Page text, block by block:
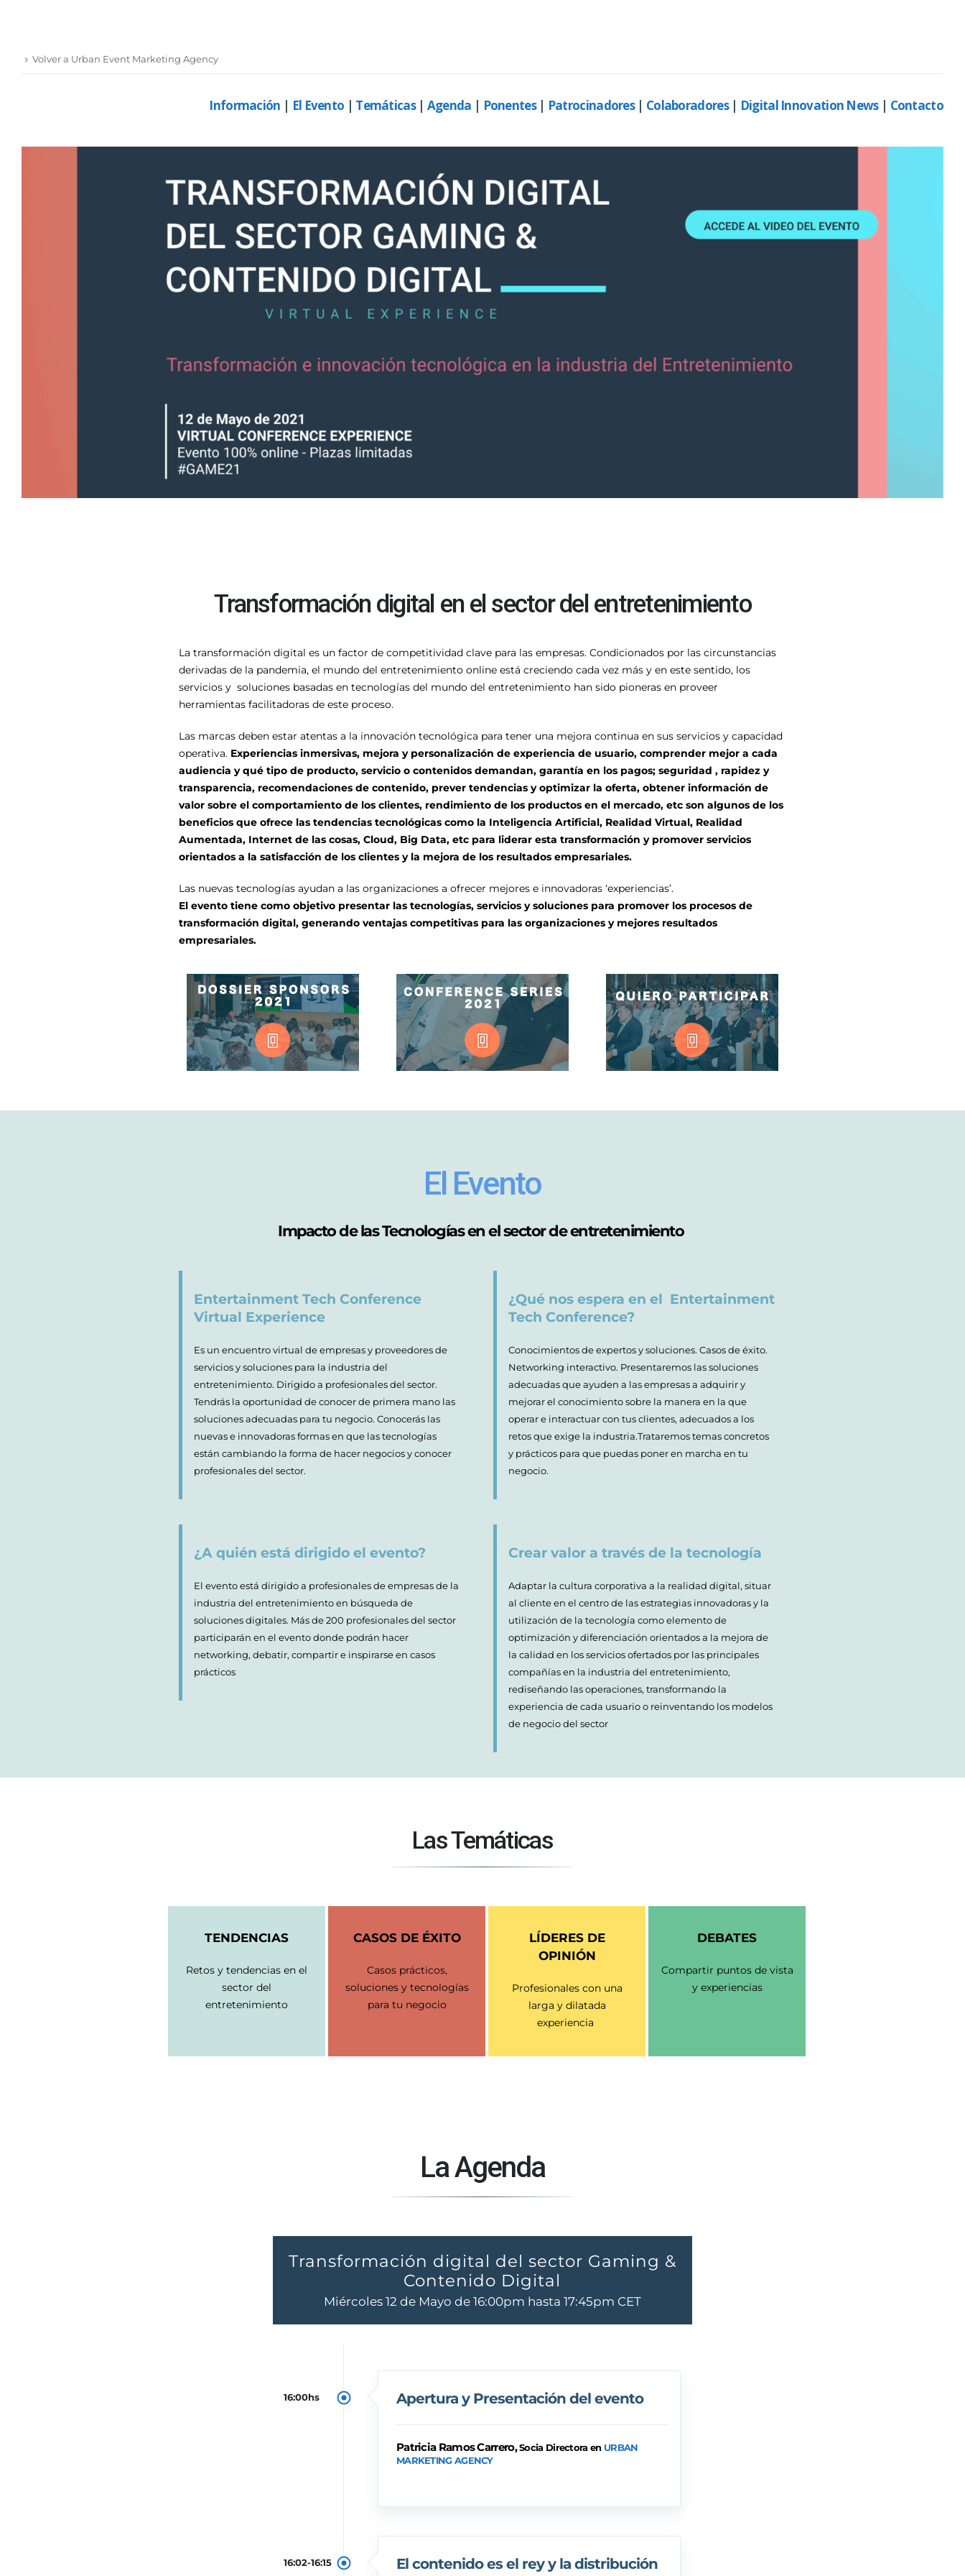
Volver a Urban Event Marketing Agency
Información | El Evento | Temáticas| Agenda | Ponentes| Patrocinadores| Colaboradores| Digital Innovation News| Contacto
Transformación digital en el sector del entretenimiento
La transformación digital es un factor de competitividad clave para las empresas. Condicionados por las circunstancias
derivadas de la pandemia, el mundo del entretenimiento online está creciendo cada vez más y en este sentido, los
servicios y soluciones basadas en tecnologías del mundo del entretenimiento han sido pioneras en proveer
herramientas facilitadoras de este proceso.
Las marcas deben estar atentas a la innovación tecnológica para tener una mejora continua en sus servicios y capacidad
operativa. Experiencias inmersivas, mejora y personalización de experiencia de usuario, comprender mejor a cada
audiencia y qué tipo de producto, servicio o contenidos demandan, garantía en los pagos; seguridad , rapidez y
transparencia, recomendaciones de contenido, prever tendencias y optimizar la oferta, obtener información de
valor sobre el comportamiento de los clientes, rendimiento de los productos en el mercado, etc son algunos de los
beneficios que ofrece las tendencias tecnológicas como la Inteligencia Artificial, Realidad Virtual, Realidad
Aumentada, Internet de las cosas, Cloud, Big Data, etc para liderar esta transformación y promover servicios
orientados a la satisfacción de los clientes y la mejora de los resultados empresariales.
Las nuevas tecnologías ayudan a las organizaciones a ofrecer mejores e innovadoras ‘experiencias’.
El evento tiene como objetivo presentar las tecnologías, servicios y soluciones para promover los procesos de
transformación digital, generando ventajas competitivas para las organizaciones y mejores resultados
empresariales.
El Evento
Impacto de las Tecnologías en el sector de entretenimiento
Entertainment Tech Conference
Virtual Experience
Es un encuentro virtual de empresas y proveedores de
servicios y soluciones para la industria del
entretenimiento. Dirigido a profesionales del sector.
Tendrás la oportunidad de conocer de primera mano las
soluciones adecuadas para tu negocio. Conocerás las
nuevas e innovadoras formas en que las tecnologías
están cambiando la forma de hacer negocios y conocer
profesionales del sector.
¿A quién está dirigido el evento?
El evento está dirigido a profesionales de empresas de la
industria del entretenimiento en búsqueda de
soluciones digitales. Más de 200 profesionales del sector
participarán en el evento donde podrán hacer
networking, debatir, compartir e inspirarse en casos
prácticos
¿Qué nos espera en el Entertainment
Tech Conference?
Conocimientos de expertos y soluciones. Casos de éxito.
Networking interactivo. Presentaremos las soluciones
adecuadas que ayuden a las empresas a adquirir y
mejorar el conocimiento sobre la manera en la que
operar e interactuar con tus clientes, adecuados a los
retos que exige la industria.Trataremos temas concretos
y prácticos para que puedas poner en marcha en tu
negocio.
Crear valor a través de la tecnología
Adaptar la cultura corporativa a la realidad digital, situar
al cliente en el centro de las estrategias innovadoras y la
utilización de la tecnología como elemento de
optimización y diferenciación orientados a la mejora de
la calidad en los servicios ofertados por las principales
compañías en la industria del entretenimiento,
rediseñando las operaciones, transformando la
experiencia de cada usuario o reinventando los modelos
de negocio del sector
Las Temáticas
TENDENCIAS
Retos y tendencias en el
sector del
entretenimiento
CASOS DE ÉXITO
Casos prácticos,
soluciones y tecnologías
para tu negocio
LÍDERESDE
OPINIÓN
Profesionales con una
larga y dilatada
experiencia
DEBATES
Compartir puntos de vista
y experiencias
La Agenda
Transformación digital del sector Gaming &
Contenido Digital
Miércoles 12 de Mayo de 16:00pm hasta 17:45pm CET
16:00hs Apertura y Presentación del evento
Patricia Ramos Carrero,Socia Directora en URBAN
MARKETING AGENCY
16:02-16:15
El contenido es el rey y la distribución